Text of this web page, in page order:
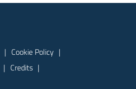
Cookie Policy
Credits